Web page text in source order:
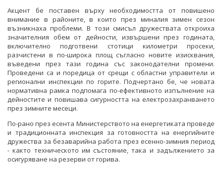
Акцент бе поставен върху необходимостта от повишено
внимание в районите, в които през миналия зимен сезон
възникнаха проблеми. В този смисъл дружествата откроиха
значителния обем от дейности, извършени през годината,
включително подготвени стотици километри просеки,
разчистени в по-широка площ съгласно новите изисквания,
въведени през тази година със законодателни промени.
Проведени са и поредица от срещи с областни управители и
регионални инспекции по горите. Подчертано бе, че новата
нормативна рамка подпомага по-ефективното изпълнение на
дейностите и повишава сигурността на електрозахранването
през зимните месеци.
По-рано през есента Министерството на енергетиката проведе
и традиционната инспекция за готовността на енергийните
дружества за безаварийна работа през есенно-зимния период
- както техническото им състояние, така и задължението за
осигуряване на резерви от горива.